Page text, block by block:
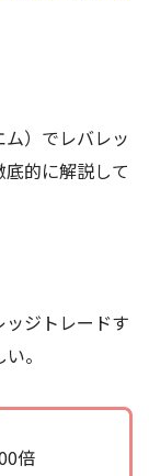
）でレバレッ
的に解説して
ジトレードす
。
倍